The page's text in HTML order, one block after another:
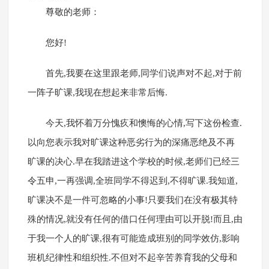
尊敬的老师：
您好!
首先,我要在这里跟老师,同学们说声对不起,对于前
一阵子旷课,我现在想起来非常后悔.
今天,我怀着万分愧疚和懊悔的心情,写下这份检查.
以向您表示我对旷课这种恶劣行为的深痛恶绝及不再
旷课的决心.早在我踏进这个学校的时候,老师们已经三
令五申,一再强调,全班同学不得迟到,不得旷课.我知道,
旷课决不是一件可忽略的小事!只要我们在没有极其特
殊的情况,就没有任何的借口任何理由可以开脱!而且,由
于我一个人的旷课,很有可能造成班别的同学效仿,影响
班机纪律性和组织性.不但对不起辛苦养育我的父母和